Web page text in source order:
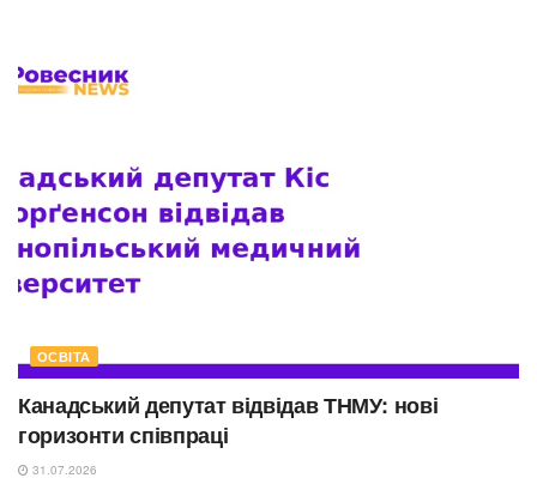
ОСВІТА
Канадський депутат відвідав ТНМУ: нові
горизонти співпраці
31.07.2026